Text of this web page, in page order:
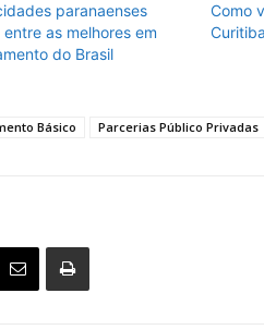
paranaenses
as melhores em
do Brasil
Como
Básico Parcerias Público Privadas